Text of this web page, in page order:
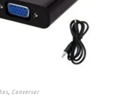
, Conversor